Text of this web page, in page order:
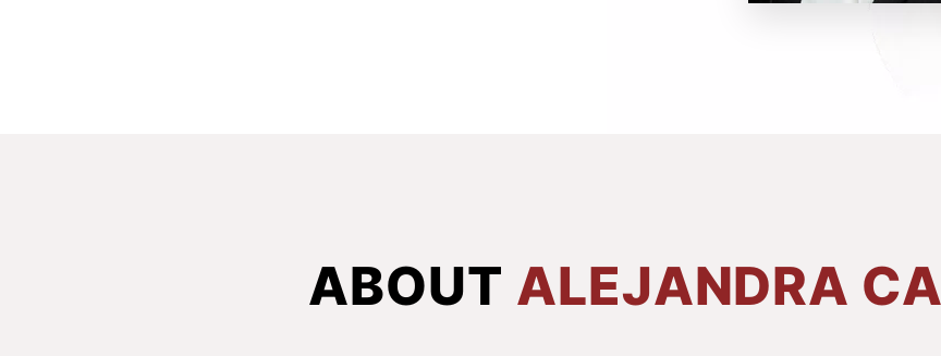
ABOUT ALEJANDRA